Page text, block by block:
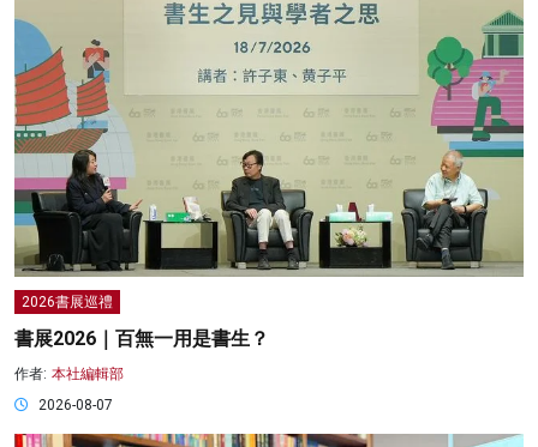
2026書展巡禮
書展2026｜百無一用是書生？
作者: 本社編輯部
2026-08-07